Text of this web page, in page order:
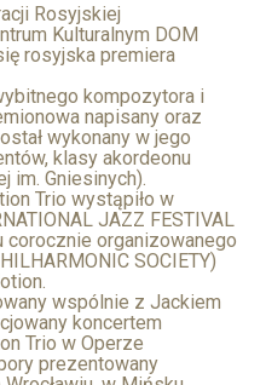
Rosyjskiej
Kulturalnym DOM
rosyjska premiera
kompozytora i
napisany oraz
wykonany w jego
klasy akordeonu
im. Gniesinych).
Trio wystąpiło w
JAZZ FESTIVAL
organizowanego
SOCIETY)
wspólnie z Jackiem
koncertem
Trio w Operze
prezentowany